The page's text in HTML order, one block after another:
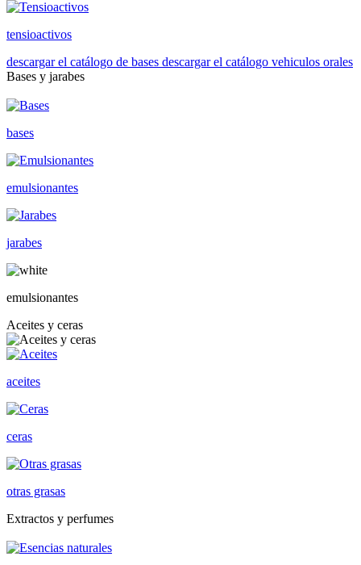
tensioactivos
descargar el catálogo de bases descargar el catálogo vehiculos orales
Bases y jarabes
bases
emulsionantes
jarabes
emulsionantes
Aceites y ceras
aceites
ceras
otras grasas
Extractos y perfumes